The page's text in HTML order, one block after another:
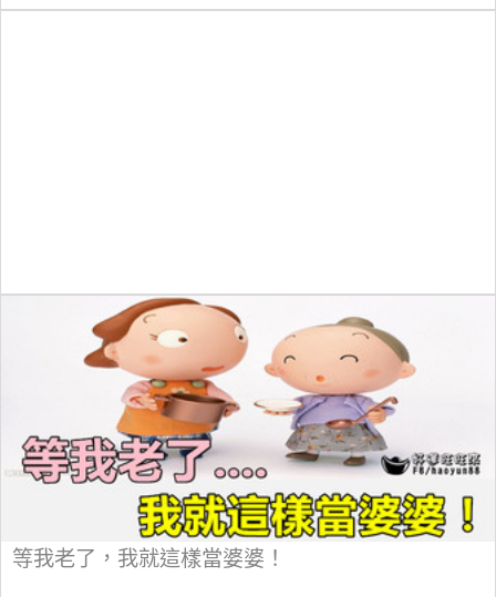
等我老了，我就這樣當婆婆！